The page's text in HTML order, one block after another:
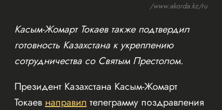
/www.akorda.kz/ru
Касым-Жомарт Токаев также подтвердил
готовность Казахстана к укреплению
сотрудничества со Святым Престолом.
Президент Казахстана Касым-Жомарт
Токаевнаправилтелеграмму поздравления